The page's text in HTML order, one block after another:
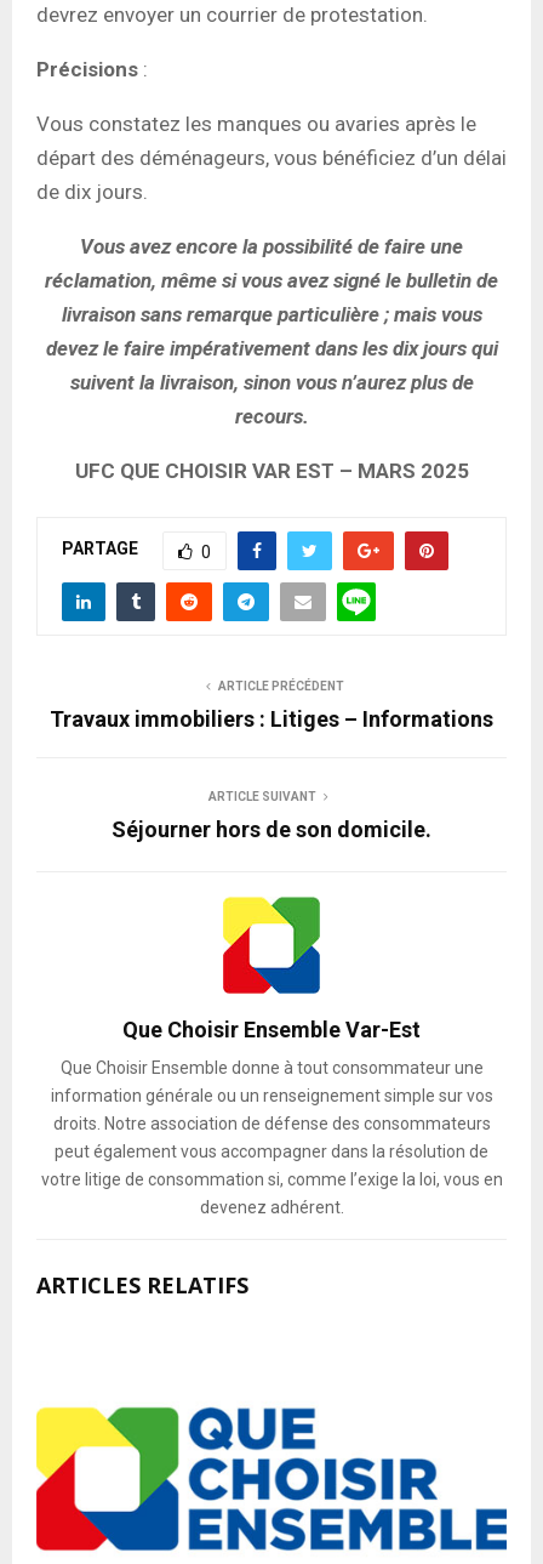
devrez envoyer un courrier de protestation.
Précisions :
Vous constatez les manques ou avaries après le
départ des déménageurs, vous bénéficiez d’un délai
de dix jours.
Vous avez encore la possibilité de faire une
réclamation, même si vous avez signé le bulletin de
livraison sans remarque particulière ; mais vous
devez le faire impérativement dans les dix jours qui
suivent la livraison, sinon vous n’aurez plus de
recours.
UFC QUE CHOISIR VAR EST – MARS 2025
PARTAGE 0
ARTICLE PRÉCÉDENT
Travaux immobiliers : Litiges – Informations
ARTICLE SUIVANT
Séjourner hors de son domicile.
Que Choisir Ensemble Var-Est
Que Choisir Ensemble donne à tout consommateur une
information générale ou un renseignement simple sur vos
droits. Notre association de défense des consommateurs
peut également vous accompagner dans la résolution de
votre litige de consommation si, comme l’exige la loi, vous en
devenez adhérent.
ARTICLES RELATIFS